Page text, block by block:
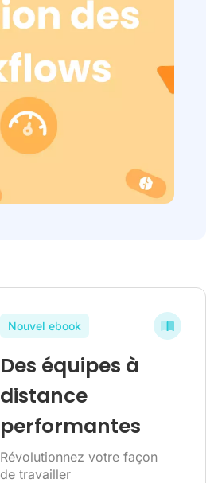
Nouvel ebook
Des équipes à
distance
performantes
Révolutionnez votre façon
de travailler